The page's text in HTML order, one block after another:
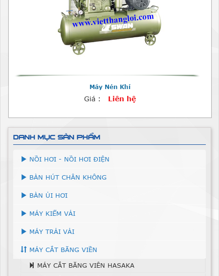
Máy Nén Khí
Giá : Liên hệ
DANH MỤC SẢN PHẨM
NỒI HƠI - NỒI HƠI ĐIỆN
BÀN HÚT CHÂN KHÔNG
BÀN ỦI HƠI
MÁY KIỂM VẢI
MÁY TRẢI VẢI
MÁY CẮT BĂNG VIỀN
MÁY CẮT BĂNG VIÊN HASAKA